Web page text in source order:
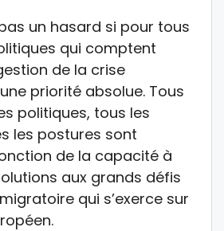
un hasard si pour tous
qui comptent
de la crise
priorité absolue. Tous
politiques, tous les
les postures sont
de la capacité à
aux grands défis
qui s’exerce sur